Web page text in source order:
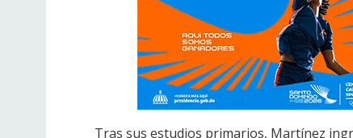
Tras sus estudios primarios, Martínez